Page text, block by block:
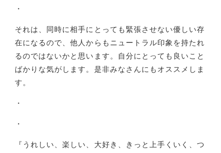
・
それは、同時に相手にとっても緊張させない優しい存
在になるので、他人からもニュートラル印象を持たれ
るのではないかと思います。自分にとっても良いこと
ばかりな気がします。是非みなさんにもオススメしま
す。
・
・
『うれしい、楽しい、大好き、きっと上手くいく、つ